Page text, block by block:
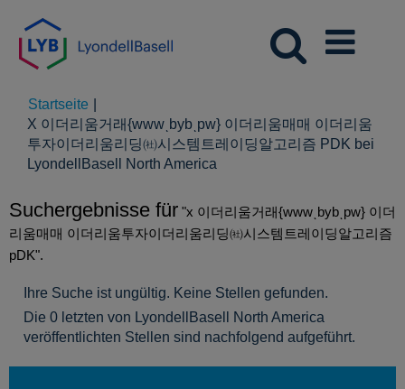
Startseite
X 이더리움거래{wwwͺbybͺpw} 이더리움매매 이더리움
투자이더리움리딩㈳시스템트레이딩알고리즘 PDK bei
LyondellBasell North America
Suchergebnisse für "x 이더리움거래{wwwͺbybͺpw} 이더
리움매매 이더리움투자이더리움리딩㈳시스템트레이딩알고리즘
pDK".
Ihre Suche ist ungültig. Keine Stellen gefunden.
Die 0 letzten von LyondellBasell North America
veröffentlichten Stellen sind nachfolgend aufgeführt.